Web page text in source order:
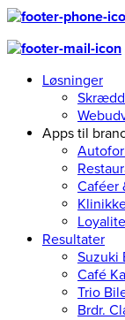
Løsninger
Apps til
Caféer
Resultater
Suzuki
Café
Trio
Brdr.